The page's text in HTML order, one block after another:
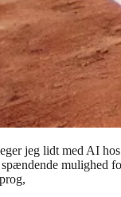
jeg lidt med AI
spændende mulighed